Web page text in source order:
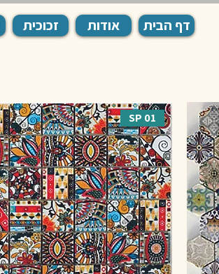
דף הבית אודות זכוכית
SP 01